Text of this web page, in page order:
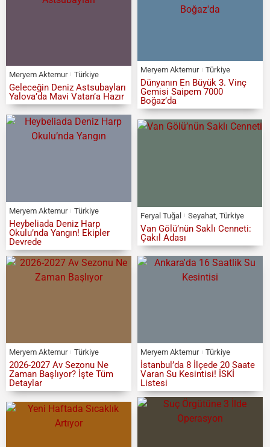
Meryem Aktemur Türkiye
Geleceğin Deniz Astsubayları
Yalova’da Mavi Vatan’a Hazır
Meryem Aktemur Türkiye
Dünyanın En Büyük 3. Vinç
Gemisi Saipem 7000
Boğaz’da
Meryem Aktemur Türkiye
Heybeliada Deniz Harp
Okulu’nda Yangın! Ekipler
Devrede
Feryal Tuğal Seyahat, Türkiye
Van Gölü’nün Saklı Cenneti:
Çakıl Adası
Meryem Aktemur Türkiye
2026-2027 Av Sezonu Ne
Zaman Başlıyor? İşte Tüm
Detaylar
Meryem Aktemur Türkiye
İstanbul’da 8 İlçede 20 Saate
Varan Su Kesintisi! İSKİ
Listesi